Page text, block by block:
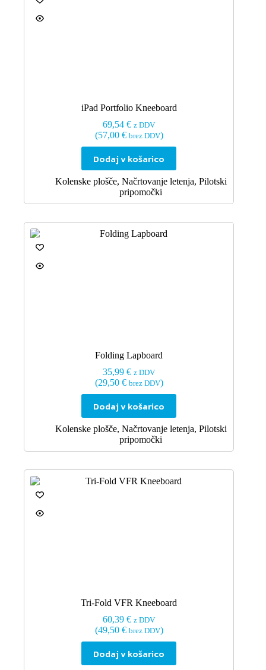
iPad Portfolio Kneeboard
69,54€ z DDV
(57,00 € brez DDV)
Dodaj v košarico
Kolenske plošče, Načrtovanje letenja, Pilotski
pripomočki
Folding Lapboard
35,99€ z DDV
(29,50 € brez DDV)
Dodaj v košarico
Kolenske plošče, Načrtovanje letenja, Pilotski
pripomočki
Tri-Fold VFR Kneeboard
60,39€ z DDV
(49,50 € brez DDV)
Dodaj v košarico